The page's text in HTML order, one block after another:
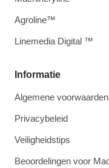
Informatie
Algemene voorwaarden
Privacybeleid
Veiligheidstips
Beoordelingen voor
Agroline™
Linemedia Digital ™